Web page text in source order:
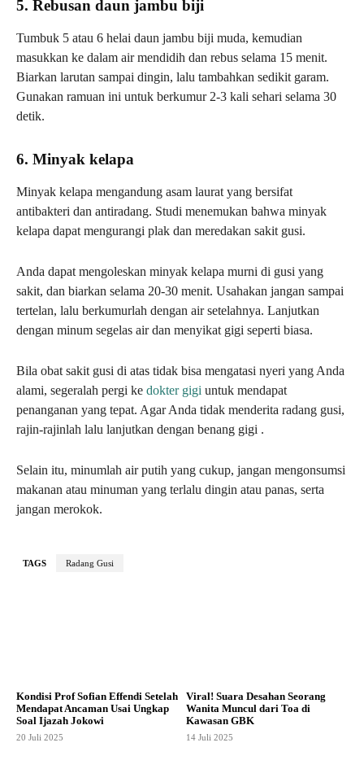
5. Rebusan daun jambu biji
Tumbuk 5 atau 6 helai daun jambu biji muda, kemudian
masukkan ke dalam air mendidih dan rebus selama 15 menit.
Biarkan larutan sampai dingin, lalu tambahkan sedikit garam.
Gunakan ramuan ini untuk berkumur 2-3 kali sehari selama 30
detik.
6. Minyak kelapa
Minyak kelapa mengandung asam laurat yang bersifat
antibakteri dan antiradang. Studi menemukan bahwa minyak
kelapa dapat mengurangi plak dan meredakan sakit gusi.
Anda dapat mengoleskan minyak kelapa murni di gusi yang
sakit, dan biarkan selama 20-30 menit. Usahakan jangan sampai
tertelan, lalu berkumurlah dengan air setelahnya. Lanjutkan
dengan minum segelas air dan menyikat gigi seperti biasa.
Bila obat sakit gusi di atas tidak bisa mengatasi nyeri yang Anda
alami, segeralah pergi ke dokter gigi untuk mendapat
penanganan yang tepat. Agar Anda tidak menderita radang gusi,
rajin-rajinlah lalu lanjutkan dengan benang gigi .
Selain itu, minumlah air putih yang cukup, jangan mengonsumsi
makanan atau minuman yang terlalu dingin atau panas, serta
jangan merokok.
TAGS Radang Gusi
Kondisi Prof Sofian Effendi Setelah
Mendapat Ancaman Usai Ungkap
Soal Ijazah Jokowi
20 Juli 2025
Viral! Suara Desahan Seorang
Wanita Muncul dari Toa di
Kawasan GBK
14 Juli 2025